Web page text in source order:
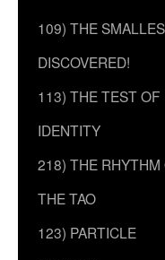
109) THE
DISCOVERED!
113) THE TEST OF
IDENTITY
218) THE RHYTHM
THE TAO
123) PARTICLE